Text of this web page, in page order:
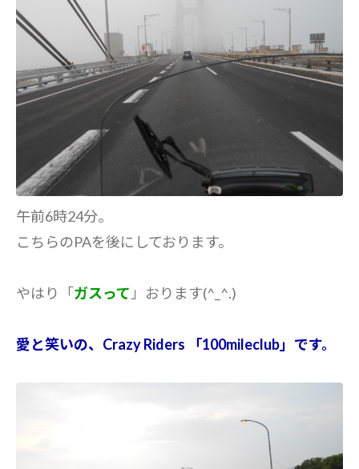
午前6時24分。
こちらのPAを後にしております。
やはり「ガスって 」おります(^_^.)
愛と笑いの、Crazy Riders 「100mileclub」です。